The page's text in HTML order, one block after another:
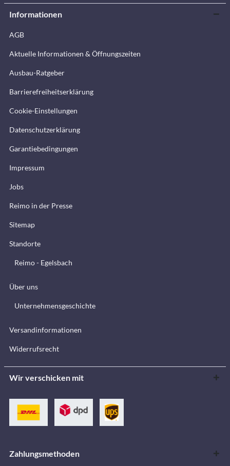
Informationen
AGB
Aktuelle Informationen & Öffnungszeiten
Ausbau-Ratgeber
Barrierefreiheitserklärung
Cookie-Einstellungen
Datenschutzerklärung
Garantiebedingungen
Impressum
Jobs
Reimo in der Presse
Sitemap
Standorte
Reimo - Egelsbach
Über uns
Unternehmensgeschichte
Versandinformationen
Widerrufsrecht
Wir verschicken mit
Zahlungsmethoden